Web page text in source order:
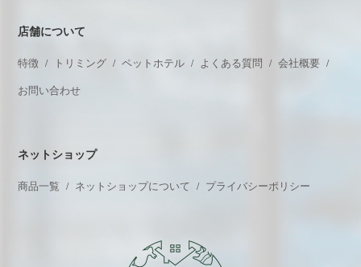
店舗について
特徴 トリミング ペットホテル よくある質問 会社概要
お問い合わせ
ネットショップ
商品一覧 ネットショップについて プライバシーポリシー